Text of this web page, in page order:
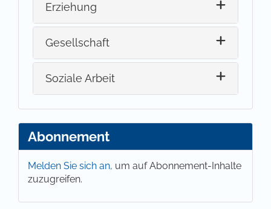
Erziehung
Gesellschaft
Soziale Arbeit
Abonnement
Melden Sie sich an, um auf Abonnement-Inhalte
zuzugreifen.